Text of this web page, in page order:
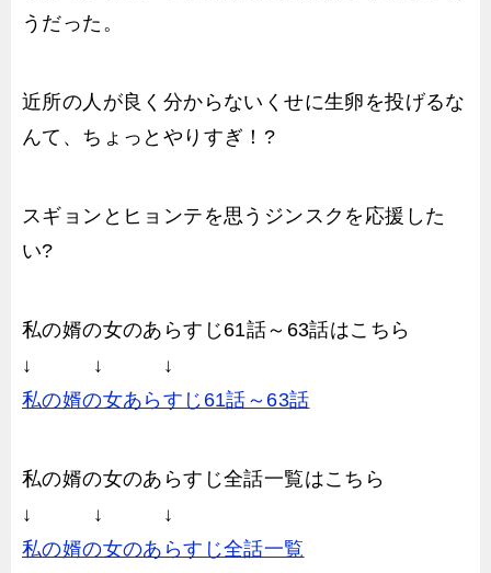
うだった。
近所の人が良く分からないくせに生卵を投げるな
んて、ちょっとやりすぎ！?
スギョンとヒョンテを思うジンスクを応援した
い?
私の婿の女のあらすじ61話～63話はこちら
↓ ↓ ↓
私の婿の女あらすじ61話～63話
私の婿の女のあらすじ全話一覧はこちら
↓ ↓ ↓
私の婿の女のあらすじ全話一覧